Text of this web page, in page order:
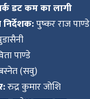
डट कम का लागी
निर्देशक:पुष्कर राज पाण्डे
पाण्डे
बस्नेत (सवु)
रुद्र कुमार जोशि